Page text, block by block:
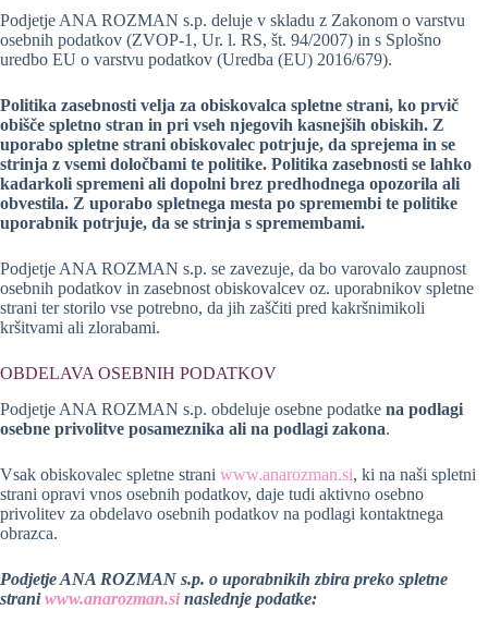
Podjetje ANA ROZMAN s.p. deluje v skladu z Zakonom o varstvu
osebnih podatkov (ZVOP-1, Ur. l. RS, št. 94/2007) in s Splošno
uredbo EU o varstvu podatkov (Uredba (EU) 2016/679).
Politika zasebnosti velja za obiskovalca spletne strani, ko prvič
obišče spletno stran in pri vseh njegovih kasnejših obiskih. Z
uporabo spletne strani obiskovalec potrjuje, da sprejema in se
strinja z vsemi določbami te politike. Politika zasebnosti se lahko
kadarkoli spremeni ali dopolni brez predhodnega opozorila ali
obvestila. Z uporabo spletnega mesta po spremembi te politike
uporabnik potrjuje, da se strinja s spremembami.
Podjetje ANA ROZMAN s.p. se zavezuje, da bo varovalo zaupnost
osebnih podatkov in zasebnost obiskovalcev oz. uporabnikov spletne
strani ter storilo vse potrebno, da jih zaščiti pred kakršnimikoli
kršitvami ali zlorabami.
OBDELAVA OSEBNIH PODATKOV
Podjetje ANA ROZMAN s.p. obdeluje osebne podatke na podlagi
osebne privolitve posameznika ali na podlagi zakona.
Vsak obiskovalec spletne strani www.anarozman.si, ki na naši spletni
strani opravi vnos osebnih podatkov, daje tudi aktivno osebno
privolitev za obdelavo osebnih podatkov na podlagi kontaktnega
obrazca.
Podjetje ANA ROZMAN s.p. o uporabnikih zbira preko spletne
straniwww.anarozman.si naslednje podatke: